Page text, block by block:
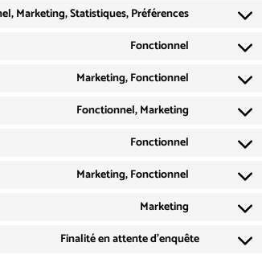
Marketing, Statistiques, Préférences
Fonctionnel
Marketing, Fonctionnel
Fonctionnel, Marketing
Fonctionnel
Marketing, Fonctionnel
Marketing
Finalité en attente d’enquête